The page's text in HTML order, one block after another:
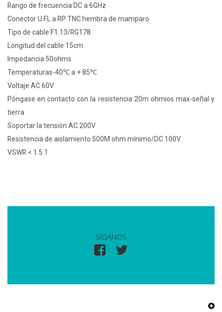
Rango de frecuencia DC a 6GHz
Conector U.FL a RP TNC hembra de mamparo
Tipo de cable F1.13/RG178
Longitud del cable 15cm
Impedancia 50ohms
Temperaturas-40℃ a + 85℃
Voltaje AC 60V
Póngase en contacto con la resistencia 20m ohmios max-señal y
tierra
Soportar la tensión AC 200V
Resistencia de aislamiento 500M ohm mínimo/DC 100V
VSWR < 1.5:1
SÍGANOS